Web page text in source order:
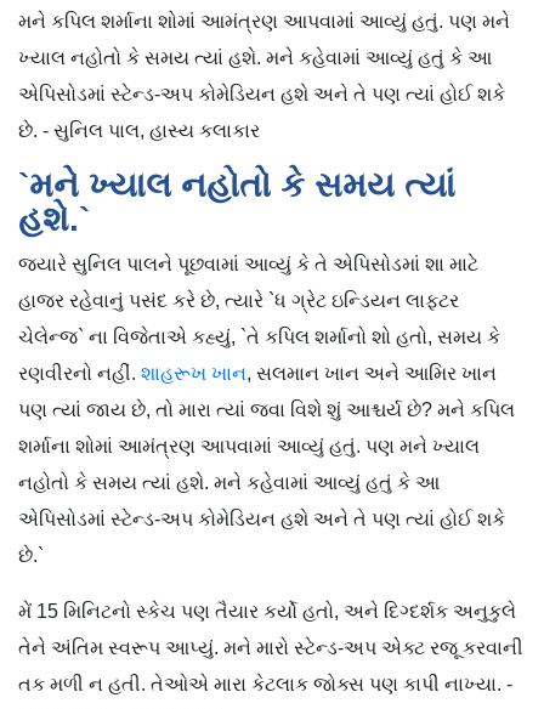
મને કપિલ શર્માના શોમાં આમંત્રણ આપવામાં આવ્યું હતું. પણ મને
ખ્યાલ નહોતો કે સમય ત્યાં હશે. મને કહેવામાં આવ્યું હતું કે આ
એપિસોડમાં સ્ટેન્ડ-અપ કોમેડિયન હશે અને તે પણ ત્યાં હોઈ શકે
છે. - સુનિલ પાલ, હાસ્ય કલાકાર
`મને ખ્યાલ નહોતો કે સમય ત્યાં
હશે.`
જ્યારે સુનિલ પાલને પૂછવામાં આવ્યું કે તે એપિસોડમાં શા માટે
હાજર રહેવાનું પસંદ કરે છે, ત્યારે `ધ ગ્રેટ ઇન્ડિયન લાફ્ટર
ચેલેન્જ` ના વિજેતાએ કહ્યું, `તે કપિલ શર્માનો શો હતો, સમય કે
રણવીરનો નહીં. શાહરૂખ ખાન, સલમાન ખાન અને આમિર ખાન
પણ ત્યાં જાય છે, તો મારા ત્યાં જવા વિશે શું આશ્ચર્ય છે? મને કપિલ
શર્માના શોમાં આમંત્રણ આપવામાં આવ્યું હતું. પણ મને ખ્યાલ
નહોતો કે સમય ત્યાં હશે. મને કહેવામાં આવ્યું હતું કે આ
એપિસોડમાં સ્ટેન્ડ-અપ કોમેડિયન હશે અને તે પણ ત્યાં હોઈ શકે
છે.`
મેં 15 મિનિટનો સ્કેચ પણ તૈયાર કર્યો હતો, અને દિગ્દર્શક અનુકુલે
તેને અંતિમ સ્વરૂપ આપ્યું. મને મારો સ્ટેન્ડ-અપ એક્ટ રજૂ કરવાની
તક મળી ન હતી. તેઓએ મારા કેટલાક જોક્સ પણ કાપી નાખ્યા. -